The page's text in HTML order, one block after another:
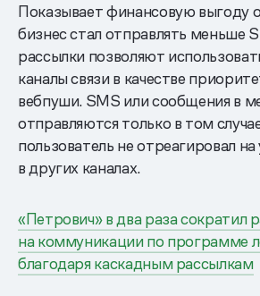
Показывает финансовую выгоду
бизнес стал отправлять меньше
рассылки позволяют
каналы связи в качестве
вебпуши. SMS или сообщения в
отправляются только в том
пользователь не отреагировал
в других каналах.
«Петрович» в два раза сократил
на коммуникации по программе
благодаря каскадным рассылкам